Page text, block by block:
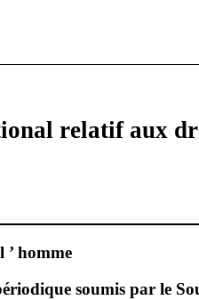
relatif aux
’ homme
soumis par le